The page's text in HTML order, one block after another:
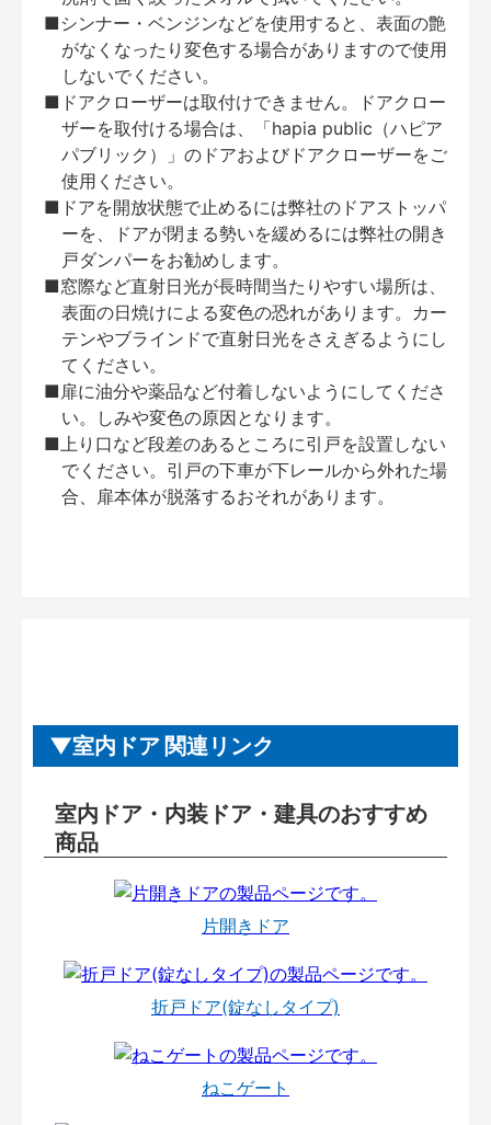
■シンナー・ベンジンなどを使用すると、表面の艶
がなくなったり変色する場合がありますので使用
しないでください。
■ドアクローザーは取付けできません。ドアクロー
ザーを取付ける場合は、「hapia public（ハピア
パブリック）」のドアおよびドアクローザーをご
使用ください。
■ドアを開放状態で止めるには弊社のドアストッパ
ーを、ドアが閉まる勢いを緩めるには弊社の開き
戸ダンパーをお勧めします。
■窓際など直射日光が長時間当たりやすい場所は、
表面の日焼けによる変色の恐れがあります。カー
テンやブラインドで直射日光をさえぎるようにし
てください。
■扉に油分や薬品など付着しないようにしてくださ
い。しみや変色の原因となります。
■上り口など段差のあるところに引戸を設置しない
でください。引戸の下車が下レールから外れた場
合、扉本体が脱落するおそれがあります。
室内ドア 関連リンク
室内ドア・内装ドア・建具のおすすめ
商品
片開きドア
折戸ドア(錠なしタイプ)
ねこゲート